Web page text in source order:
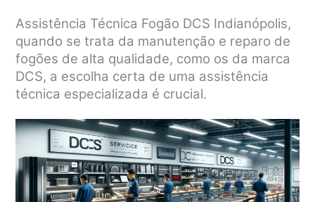
Assistência Técnica Fogão DCS Indianópolis,
quando se trata da manutenção e reparo de
fogões de alta qualidade, como os da marca
DCS, a escolha certa de uma assistência
técnica especializada é crucial.